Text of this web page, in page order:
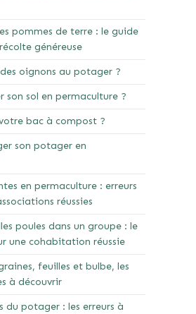
pommes de terre : le guide
généreuse
oignons au potager ?
son sol en permaculture ?
bac à compost ?
son potager en
en permaculture : erreurs
réussies
poules dans un groupe : le
une cohabitation réussie
feuilles et bulbe, les
à découvrir
du potager : les erreurs à